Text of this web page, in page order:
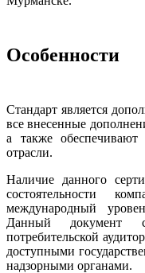
Особенности
Стандарт является
все внесенные
а также
отрасли.
Наличие данного
состоятельности
международный
Данный документ
потребительской
доступными
надзорными органами.